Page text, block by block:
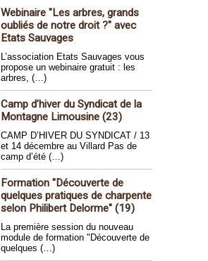
Webinaire "Les arbres, grands
oubliés de notre droit ?" avec
Etats Sauvages
L’association Etats Sauvages vous
propose un webinaire gratuit : les
arbres, (…)
Camp d’hiver du Syndicat de la
Montagne Limousine (23)
CAMP D’HIVER DU SYNDICAT / 13
et 14 décembre au Villard Pas de
camp d’été (…)
Formation "Découverte de
quelques pratiques de charpente
selon Philibert Delorme" (19)
La première session du nouveau
module de formation "Découverte de
quelques (…)